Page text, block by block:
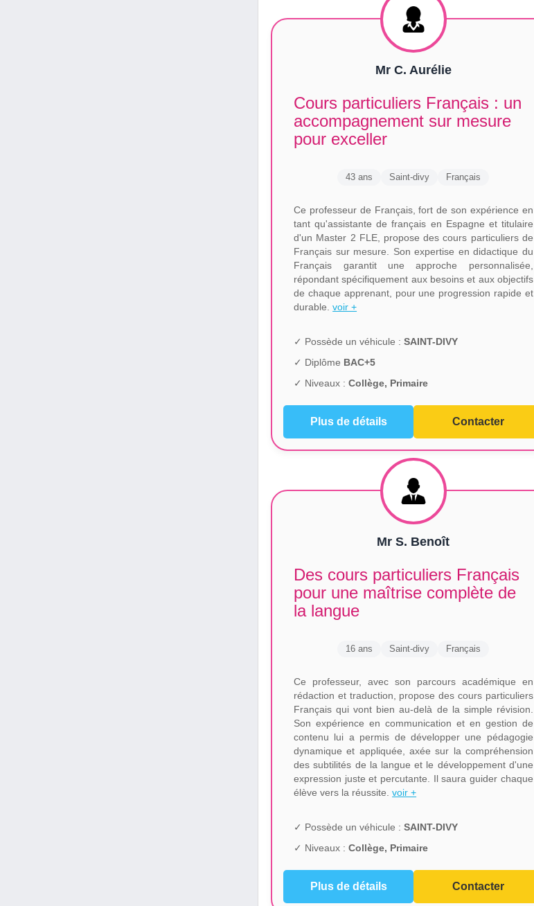
Mr C. Aurélie
Cours particuliers Français : un
accompagnement sur mesure
pour exceller
43 ans Saint-divy Français
Ce professeur de Français, fort de son expérience en
tant qu'assistante de français en Espagne et titulaire
d'un Master 2 FLE, propose des cours particuliers de
Français sur mesure. Son expertise en didactique du
Français garantit une approche personnalisée,
répondant spécifiquement aux besoins et aux objectifs
de chaque apprenant, pour une progression rapide et
durable.voir +
✓ Possède un véhicule :SAINT-DIVY
✓ Diplôme BAC+5
✓ Niveaux :Collège, Primaire
Plus de détails Contacter
Mr S. Benoît
Des cours particuliers Français
pour une maîtrise complète de
la langue
16 ans Saint-divy Français
Ce professeur, avec son parcours académique en
rédaction et traduction, propose des cours particuliers
Français qui vont bien au-delà de la simple révision.
Son expérience en communication et en gestion de
contenu lui a permis de développer une pédagogie
dynamique et appliquée, axée sur la compréhension
des subtilités de la langue et le développement d'une
expression juste et percutante. Il saura guider chaque
élève vers la réussite.voir +
✓ Possède un véhicule :SAINT-DIVY
✓ Niveaux :Collège, Primaire
Plus de détails Contacter